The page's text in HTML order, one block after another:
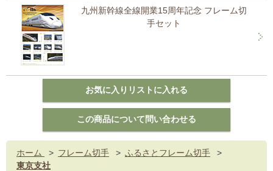
九州新幹線全線開業15周年記念 フレーム切
手セット
ホーム > フレーム切手 > ふるさとフレーム切手
>
東京支社